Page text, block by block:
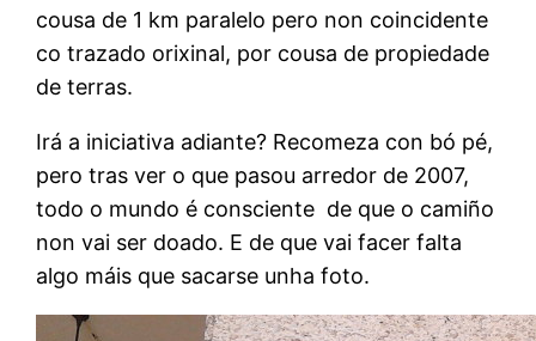
cousa de 1 km paralelo pero non coincidente
co trazado orixinal, por cousa de propiedade
de terras.
Irá a iniciativa adiante? Recomeza con bó pé,
pero tras ver o que pasou arredor de 2007,
todo o mundo é consciente de que o camiño
non vai ser doado. E de que vai facer falta
algo máis que sacarse unha foto.